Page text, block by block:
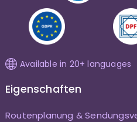
Available in 20+ languages
Eigenschaften
Routenplanung &